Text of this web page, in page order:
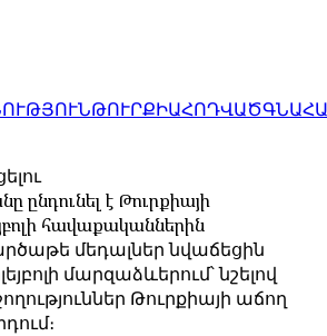
ԹՈՒՐՔԻԱՀՈԴՎԱԾ
ընդունել է Թուրքիայի
հավաքականներին
մեդալներ նվաճեցին
մարզաձևերում՝ նշելով
Թուրքիայի աճող